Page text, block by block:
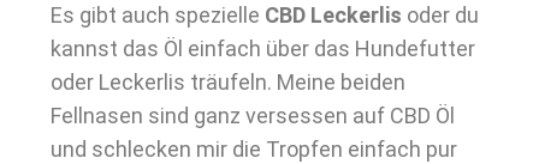
Es gibt auch spezielle CBD Leckerlis oder du
kannst das Öl einfach über das Hundefutter
oder Leckerlis träufeln. Meine beiden
Fellnasen sind ganz versessen auf CBD Öl
und schlecken mir die Tropfen einfach pur